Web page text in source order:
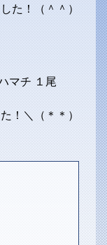
た！（＾＾）
マチ １尾
！＼（＊＊）